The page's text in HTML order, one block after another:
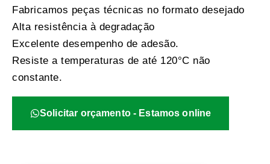
Fabricamos peças técnicas no formato desejado
Alta resistência à degradação
Excelente desempenho de adesão.
Resiste a temperaturas de até 120°C não
constante.
Solicitar orçamento - Estamos online